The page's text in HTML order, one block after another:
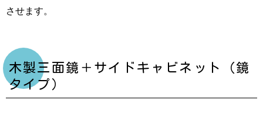
させます。
木製三面鏡＋サイドキャビネット（鏡
タイプ）